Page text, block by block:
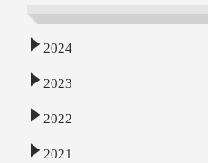
2024
2023
2022
2021